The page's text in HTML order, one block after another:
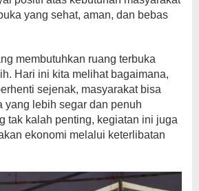
yang sehat, aman, dan bebas
membutuhkan ruang terbuka
Hari ini kita melihat bagaimana,
sejenak, masyarakat bisa
yang lebih segar dan penuh
tak kalah penting, kegiatan ini juga
ekonomi melalui keterlibatan